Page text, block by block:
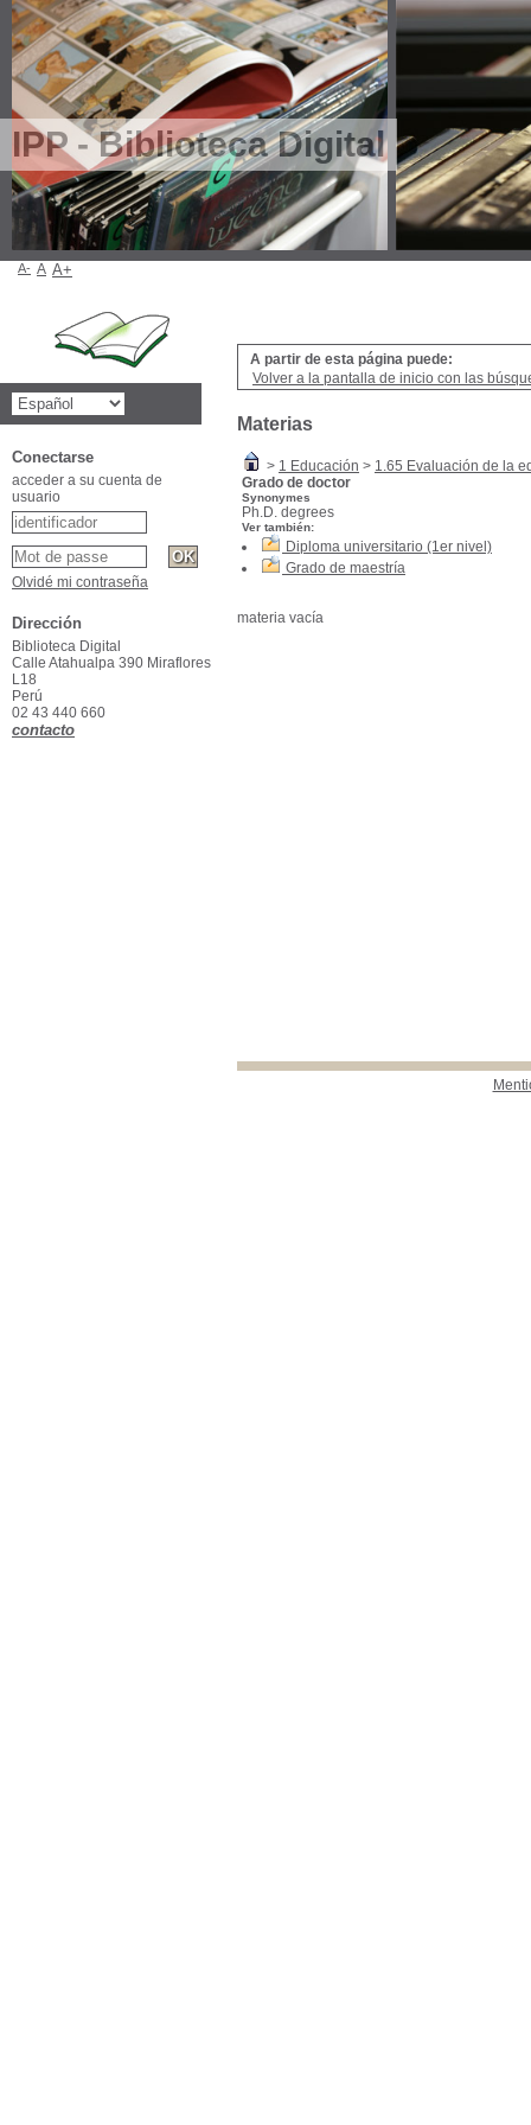
IPP - Biblioteca Digital
A partir de esta página puede:
Volver a la pantalla de inicio con las
Materias
> 1 Educación > 1.65 Evaluación de la
Grado de doctor
Synonymes
Ph.D. degrees
Ver también:
Diploma universitario (1er nivel)
Grado de maestría
materia vacía
A- A A+
Conectarse
acceder a su cuenta de
usuario
Olvidé mi contraseña
Dirección
Biblioteca Digital
Calle Atahualpa 390 Miraflores
L18
Perú
02 43 440 660
contacto